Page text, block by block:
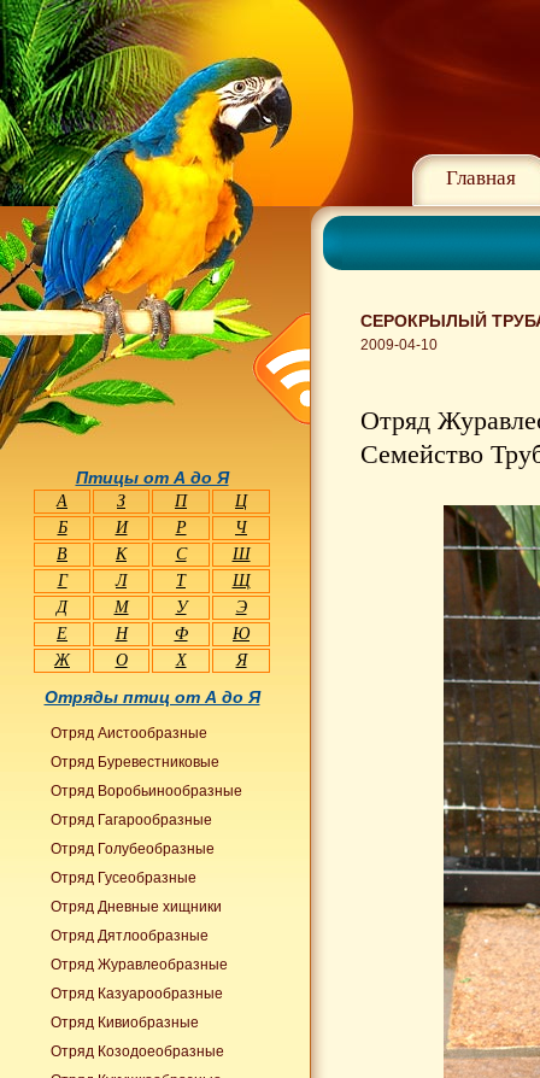
Главная
СЕРОКРЫЛЫЙ
2009-04-10
Отряд
Семейство
Птицы от А до Я
А З П
Ц
Б
И Р
Ч
В
К С
Ш
Г
Л Т
Щ
Д
М У
Э
Е
Н Ф
Ю
Ж
О Х Я
Отряды птиц от А до Я
Отряд Аистообразные
Отряд Буревестниковые
Отряд Воробьинообразные
Отряд Гагарообразные
Отряд Голубеобразные
Отряд Гусеобразные
Отряд Дневные хищники
Отряд Дятлообразные
Отряд Журавлеобразные
Отряд Казуарообразные
Отряд Кивиобразные
Отряд Козодоеобразные